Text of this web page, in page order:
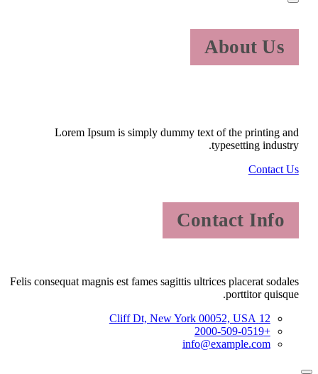
About Us
Lorem Ipsum is simply dummy text of the printing and
typesetting industry.
Contact Us
Contact Info
Felis consequat magnis est fames sagittis ultrices placerat sodales
porttitor quisque.
12 Cliff Dt, New York 00052, USA
+2000-509-0519
info@example.com